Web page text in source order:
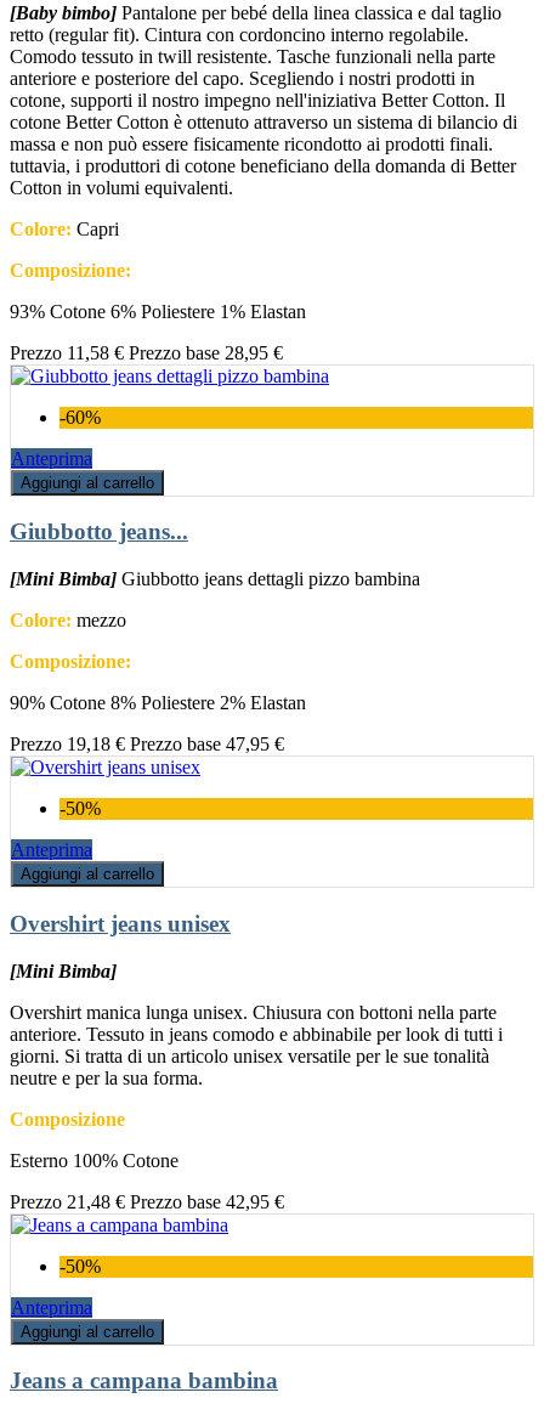
[Baby bimbo] Pantalone per bebé della linea classica e dal taglio
retto (regular fit). Cintura con cordoncino interno regolabile.
Comodo tessuto in twill resistente. Tasche funzionali nella parte
anteriore e posteriore del capo. Scegliendo i nostri prodotti in
cotone, supporti il nostro impegno nell'iniziativa Better Cotton. Il
cotone Better Cotton è ottenuto attraverso un sistema di bilancio di
massa e non può essere fisicamente ricondotto ai prodotti finali.
tuttavia, i produttori di cotone beneficiano della domanda di Better
Cotton in volumi equivalenti.
Colore: Capri
Composizione:
93% Cotone 6% Poliestere 1% Elastan
Prezzo 11,58 € Prezzo base 28,95 €
-60%
Anteprima
Aggiungi al carrello
Giubbotto jeans...
[Mini Bimba] Giubbotto jeans dettagli pizzo bambina
Colore: mezzo
Composizione:
90% Cotone 8% Poliestere 2% Elastan
Prezzo 19,18 € Prezzo base 47,95 €
-50%
Anteprima
Aggiungi al carrello
Overshirt jeans unisex
[Mini Bimba]
Overshirt manica lunga unisex. Chiusura con bottoni nella parte
anteriore. Tessuto in jeans comodo e abbinabile per look di tutti i
giorni. Si tratta di un articolo unisex versatile per le sue tonalità
neutre e per la sua forma.
Composizione
Esterno 100% Cotone
Prezzo 21,48 € Prezzo base 42,95 €
-50%
Anteprima
Aggiungi al carrello
Jeans a campana bambina